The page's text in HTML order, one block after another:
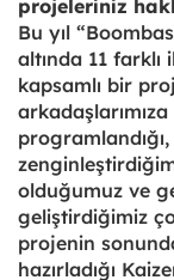
projeleriniz
Bu yıl
altında 11 farklı
kapsamlı bir
olduğumuz ve
geliştirdiğimiz
projenin
hazırladığı